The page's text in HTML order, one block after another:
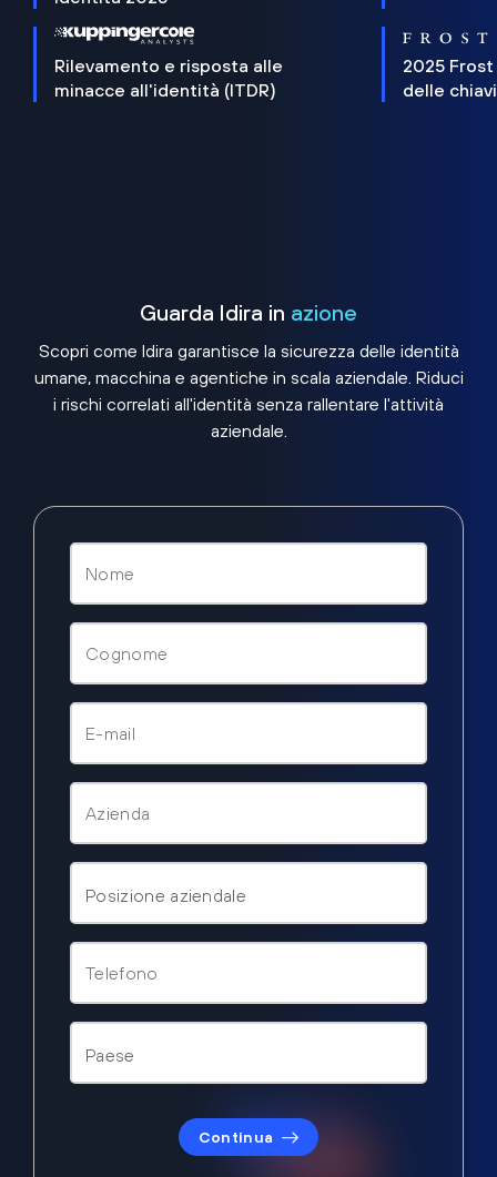
Rilevamento e risposta alle
minacce all'identità (ITDR)
2025 Frost
delle
Guarda Idira in azione
Scopri come Idira garantisce la sicurezza delle identità
umane, macchina e agentiche in scala aziendale. Riduci
i rischi correlati all'identità senza rallentare l'attività
aziendale.
Continua